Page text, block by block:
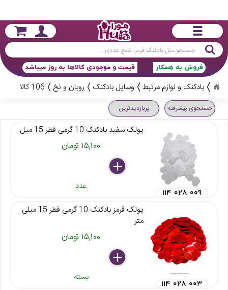
جستجو
قیمت و موجودی کالاها به روز میباشد فروش به همکار
بادکنک و لوازم مرتبط وسایل بادکنک روبان و نخ 106 کالا
جستجوی پیشرفته پربازدیدترین
پولک سفید بادکنک 10 گرمی قطر 15 میل
۱۵,۱۰۰ تومان
delete
remove
add
عدد
۱۱۴ ۰۲۸ ۰۰۹
پولک قرمز بادکنک 10 گرمی قطر 15 میلی
متر
۱۵,۱۰۰ تومان
delete
remove
add
بسته
۱۱۴ ۰۲۸ ۰۰۳